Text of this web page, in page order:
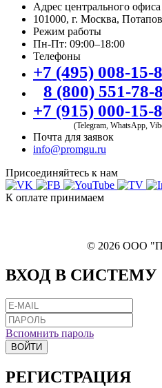
Адрес центрального офиса
101000, г. Москва,
Режим работы
Пн-Пт: 09:00–18:00
Телефоны
+7 (495) 008-15-
8 (800) 551-78-
+7 (915) 000-15-
(Telegram, WhatsApp,
Почта для заявок
info@promgu.ru
Присоединяйтесь к нам
К оплате принимаем
© 2026 ООО
ВХОД В СИСТЕМУ
Вспомнить пароль
ВОЙТИ
РЕГИСТРАЦИЯ